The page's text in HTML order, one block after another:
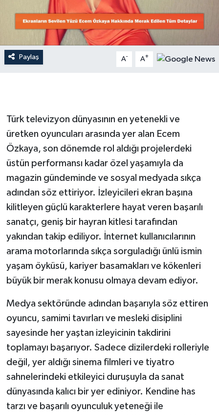
Paylaş A- A+
Türk televizyon dünyasının en yetenekli ve
üretken oyuncuları arasında yer alan Ecem
Özkaya, son dönemde rol aldığı projelerdeki
üstün performansı kadar özel yaşamıyla da
magazin gündeminde ve sosyal medyada sıkça
adından söz ettiriyor. İzleyicileri ekran başına
kilitleyen güçlü karakterlere hayat veren başarılı
sanatçı, geniş bir hayran kitlesi tarafından
yakından takip ediliyor. İnternet kullanıcılarının
arama motorlarında sıkça sorguladığı ünlü ismin
yaşam öyküsü, kariyer basamakları ve kökenleri
büyük bir merak konusu olmaya devam ediyor.
Medya sektöründe adından başarıyla söz ettiren
oyuncu, samimi tavırları ve mesleki disiplini
sayesinde her yaştan izleyicinin takdirini
toplamayı başarıyor. Sadece dizilerdeki rolleriyle
değil, yer aldığı sinema filmleri ve tiyatro
sahnelerindeki etkileyici duruşuyla da sanat
dünyasında kalıcı bir yer ediniyor. Kendine has
tarzı ve başarılı oyunculuk yeteneği ile